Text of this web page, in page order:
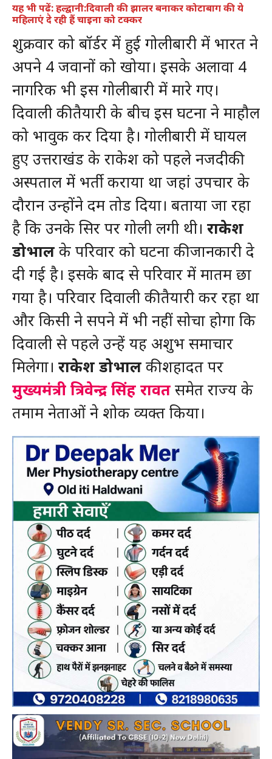
यह भी पढ़ें: हल्द्वानी:दिवाली की झालर बनाकर कोटाबाग की ये
महिलाएं दे रही हैं चाइना को टक्कर
शुक्रवार को बॉर्डर में हुई गोलीबारी में भारत ने
अपने 4 जवानों को खोया। इसके अलावा 4
नागरिक भी इस गोलीबारी में मारे गए।
दिवाली की तैयारी के बीच इस घटना ने माहौल
को भावुक कर दिया है। गोलीबारी में घायल
हुए उत्तराखंड के राकेश को पहले नजदीकी
अस्पताल में भर्ती कराया था जहां उपचार के
दौरान उन्होंने दम तोड दिया। बताया जा रहा
है कि उनके सिर पर गोली लगी थी। राकेश
डोभालके परिवार को घटना की जानकारी दे
दी गई है। इसके बाद से परिवार में मातम छा
गया है। परिवार दिवाली की तैयारी कर रहा था
और किसी ने सपने में भी नहीं सोचा होगा कि
दिवाली से पहले उन्हें यह अशुभ समाचार
मिलेगा। राकेश डोभालकी शहादत पर
मुख्यमंत्री त्रिवेन्द्र सिंह रावतसमेत राज्य के
तमाम नेताओं ने शोक व्यक्त किया।